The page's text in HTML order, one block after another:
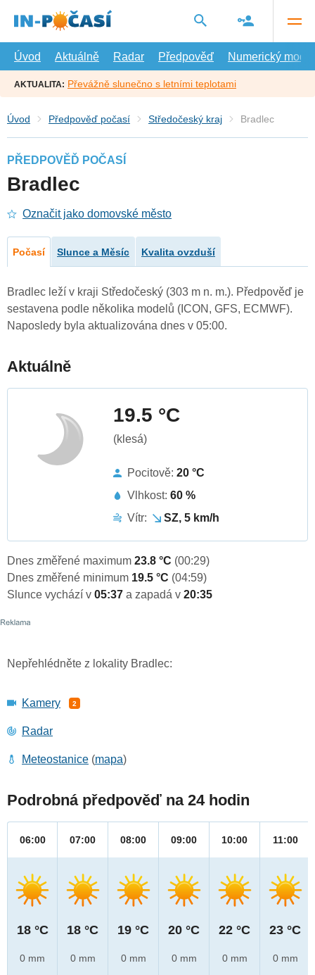
hlavní
Úvod
Aktuálně Radar Předpověď Numerický model
AKTUALITA: Převážně slunečno s letními teplotami
Úvod Předpověď počasí Středočeský kraj Bradlec
PŘEDPOVĚĎ POČASÍ
Bradlec
Označit jako domovské město
Počasí Slunce a Měsíc Kvalita ovzduší
Bradlec leží v kraji Středočeský (303 m n. m.). Předpověď je
sestavena podle několika modelů (ICON, GFS, ECMWF).
Naposledy byla aktualizována dnes v 05:00.
Aktuálně
19.5 °C
(klesá)
Pocitově: 20 °C
Vlhkost: 60 %
Vítr:
SZ, 5 km/h
Dnes změřené maximum 23.8 °C (00:29)
Dnes změřené minimum 19.5 °C (04:59)
Slunce vychází v 05:37 a zapadá v 20:35
Nepřehlédněte z lokality Bradlec:
Kamery 2
Radar
Meteostanice (mapa)
Podrobná předpověď na 24 hodin
06:00
18 °C
0 mm
07:00
18 °C
0 mm
08:00
19 °C
0 mm
09:00
20 °C
0 mm
10:00
22 °C
0 mm
11:00
23 °C
0 mm